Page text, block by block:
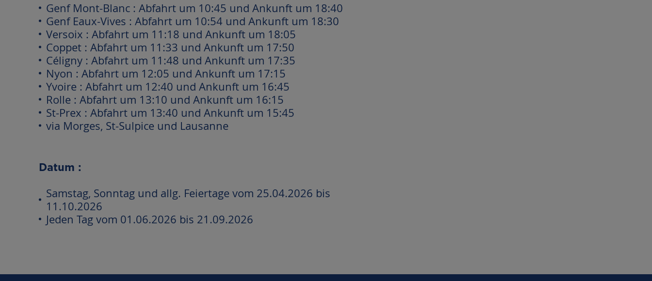
Genf Mont-Blanc : Abfahrt um 10:45 und Ankunft um 18:40
Genf Eaux-Vives : Abfahrt um 10:54 und Ankunft um 18:30
Versoix : Abfahrt um 11:18 und Ankunft um 18:05
Coppet : Abfahrt um 11:33 und Ankunft um 17:50
Céligny : Abfahrt um 11:48 und Ankunft um 17:35
Nyon : Abfahrt um 12:05 und Ankunft um 17:15
Yvoire : Abfahrt um 12:40 und Ankunft um 16:45
Rolle : Abfahrt um 13:10 und Ankunft um 16:15
St-Prex : Abfahrt um 13:40 und Ankunft um 15:45
via Morges, St-Sulpice und Lausanne
Datum :
Samstag, Sonntag und allg. Feiertage vom 25.04.2026 bis
11.10.2026
Jeden Tag vom 01.06.2026 bis 21.09.2026